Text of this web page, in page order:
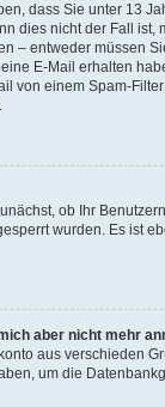
dass Sie unter 13
dies nicht der Fall
– entweder müssen
E-Mail erhalten
von einem Spam-
ob Ihr
wurden. Es ist
aber nicht mehr
aus verschieden
um die